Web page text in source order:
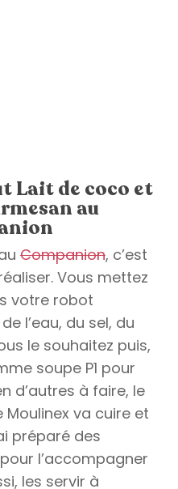
Lait de coco et
au
Companion, c’est
Vous mettez
votre robot
l’eau, du sel, du
le souhaitez puis,
soupe P1 pour
d’autres à faire, le
Moulinex va cuire et
préparé des
pour l’accompagner
les servir à